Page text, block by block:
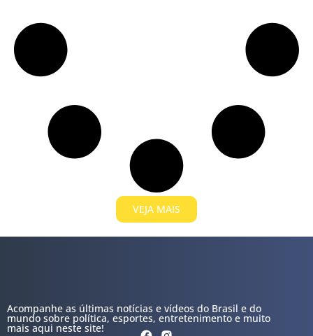
VEJA MAIS
Acompanhe as últimas notícias e vídeos do Brasil e do
mundo sobre política, esportes, entretenimento e muito
mais aqui neste site!